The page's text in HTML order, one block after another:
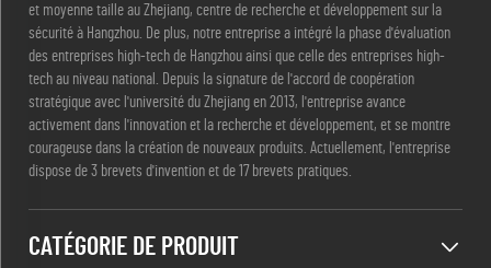
et moyenne taille au Zhejiang, centre de recherche et développement sur la
sécurité à Hangzhou. De plus, notre entreprise a intégré la phase d'évaluation
des entreprises high-tech de Hangzhou ainsi que celle des entreprises high-
tech au niveau national. Depuis la signature de l'accord de coopération
stratégique avec l'université du Zhejiang en 2013, l'entreprise avance
activement dans l'innovation et la recherche et développement, et se montre
courageuse dans la création de nouveaux produits. Actuellement, l'entreprise
dispose de 3 brevets d'invention et de 17 brevets pratiques.
CATÉGORIE DE PRODUIT